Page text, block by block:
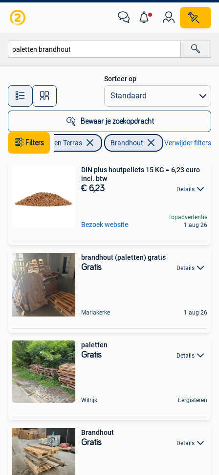
Alle afstanden…
Sorteer op
Bewaar je zoekopdracht
FiltersTuin en Terras Brandhout Verwijder filters
DIN plus houtpellets 15 KG = 6,23 euro
incl. btw
€ 6,23 Details
Bezoek website
Topadvertentie
1 aug 26
brandhout (paletten) gratis
Gratis Details
Mariakerke 1 aug 26
paletten
Gratis Details
Wilrijk Eergisteren
Brandhout
Gratis Details